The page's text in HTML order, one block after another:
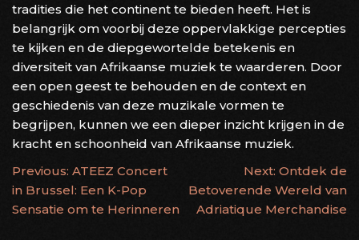
tradities die het continent te bieden heeft. Het is
belangrijk om voorbij deze oppervlakkige percepties
te kijken en de diepgewortelde betekenis en
diversiteit van Afrikaanse muziek te waarderen. Door
een open geest te behouden en de context en
geschiedenis van deze muzikale vormen te
begrijpen, kunnen we een dieper inzicht krijgen in de
kracht en schoonheid van Afrikaanse muziek.
BERICHTNAVIGATIE
Previous: ATEEZ Concert
in Brussel: Een K-Pop
Sensatie om te Herinneren
Next: Ontdek de
Betoverende Wereld van
Adriatique Merchandise